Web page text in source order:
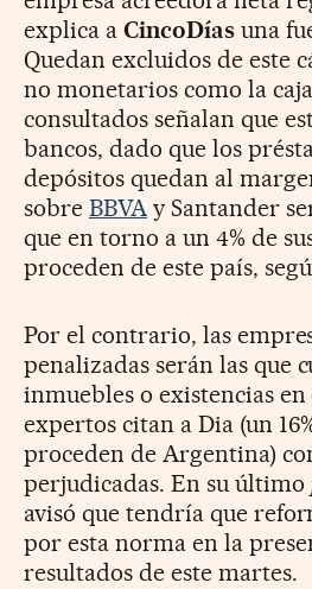
explica a CincoDíasuna
Quedan excluidos de este
no monetarios como la
consultados señalan que
bancos, dado que los
depósitos quedan al
sobre BBVAy Santander
que en torno a un 4% de
proceden de este país,
Por el contrario, las
penalizadas serán las que
inmuebles o existencias en
expertos citan a Dia (un
proceden de Argentina)
perjudicadas. En su último
avisó que tendría que
por esta norma en la
resultados de este martes.